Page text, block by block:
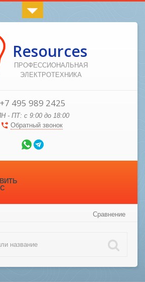
Resources
ПРОФЕССИОНАЛЬНАЯ
ЭЛЕКТРОТЕХНИКА
+7 495 989 2425
- ПТ: с 9:00 до 18:00
Обратный звонок
Сравнение